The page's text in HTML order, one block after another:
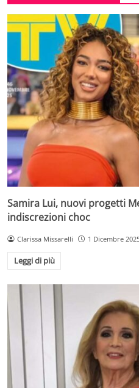
Samira Lui, nuovi progetti
indiscrezioni choc
Clarissa Missarelli 1 Dicembre
Leggi di più